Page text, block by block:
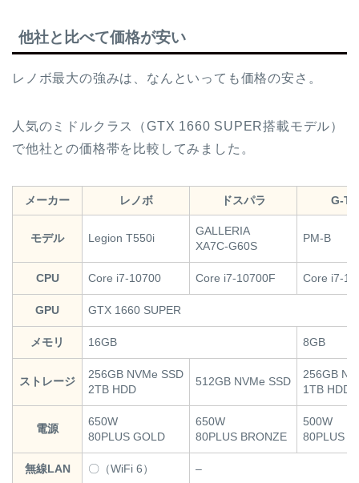
他社と比べて価格が安い
レノボ最大の強みは、なんといっても価格の安さ。
人気のミドルクラス（GTX 1660 SUPER搭載モデル）
で他社との価格帯を比較してみました。
メーカー レノボ ドスパラ G-
モデル Legion T550i
GALLERIA
XA7C-G60S
PM-B
CPU Core i7-10700 Core i7-10700F Core i7-
GPU GTX 1660 SUPER
メモリ 16GB 8GB
ストレージ
256GB NVMe SSD
2TB HDD
512GB NVMe SSD
256GB
1TB HDD
電源
650W
80PLUS GOLD
650W
80PLUS BRONZE
500W
80PLUS
無線LAN 〇（WiFi 6） –